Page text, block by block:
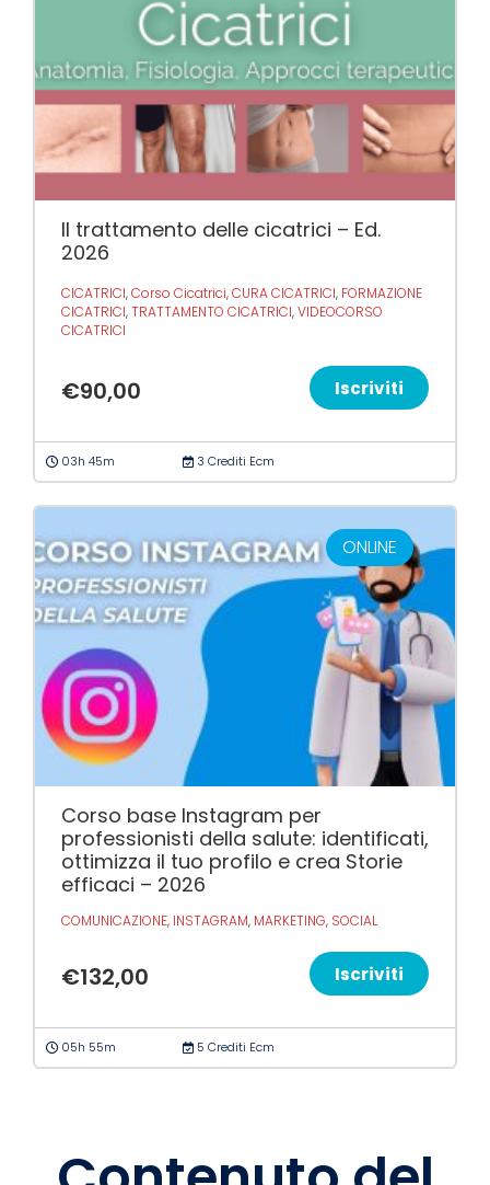
Il trattamento delle cicatrici – Ed.
2026
CICATRICI,Corso Cicatrici,CURA CICATRICI, FORMAZIONE
CICATRICI,TRATTAMENTO CICATRICI,VIDEOCORSO
CICATRICI
€90,00 Iscriviti
03h 45m 3 Crediti Ecm
ONLINE
Corso base Instagram per
professionisti della salute: identificati,
ottimizza il tuo profilo e crea Storie
efficaci – 2026
COMUNICAZIONE, INSTAGRAM, MARKETING, SOCIAL
€132,00 Iscriviti
05h 55m 5 Crediti Ecm